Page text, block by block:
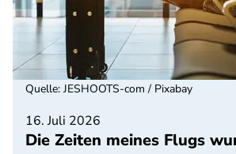
16. Juli 2026
Die Zeiten meines Flugs
Quelle: JESHOOTS-com / Pixabay